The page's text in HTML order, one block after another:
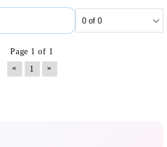
Page 1 of 1
«
1 »